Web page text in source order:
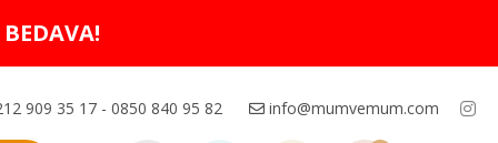
909 35 17 - 0850 840 95 82 info@mumvemum.com